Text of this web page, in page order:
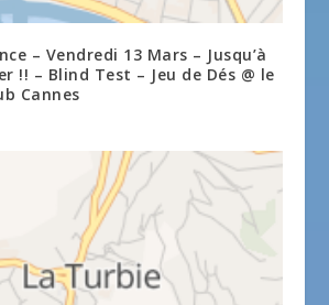
– Vendredi 13 Mars – Jusqu’à
!! – Blind Test – Jeu de Dés @ le
Cannes